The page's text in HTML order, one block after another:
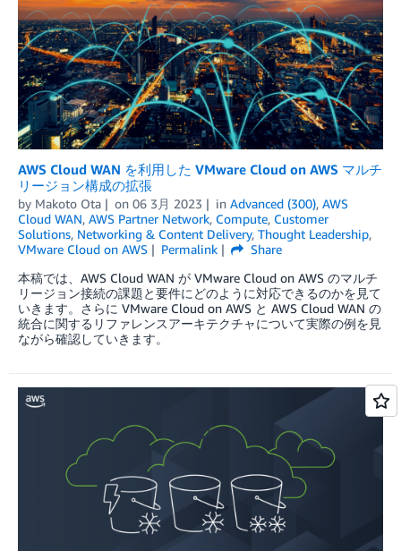
AWS Cloud WAN を利用した VMware Cloud on AWS マルチ
リージョン構成の拡張
by Makoto Ota on 06 3月 2023 in Advanced (300), AWS
Cloud WAN, AWS Partner Network, Compute, Customer
Solutions, Networking & Content Delivery, Thought Leadership,
VMware Cloud on AWS
Permalink
Share
本稿では、AWS Cloud WAN が VMware Cloud on AWS のマルチ
リージョン接続の課題と要件にどのように対応できるのかを見て
いきます。さらに VMware Cloud on AWS と AWS Cloud WAN の
統合に関するリファレンスアーキテクチャについて実際の例を見
ながら確認していきます。